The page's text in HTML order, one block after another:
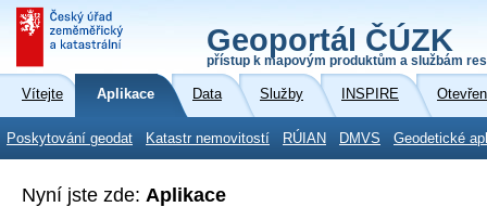
Geoportál ČÚZK
přístup k mapovým produktům a službám
Vítejte Aplikace Data Služby INSPIRE
Poskytování geodat Katastr nemovitostí RÚIAN DMVS Geodetické
Nyní jste zde: Aplikace